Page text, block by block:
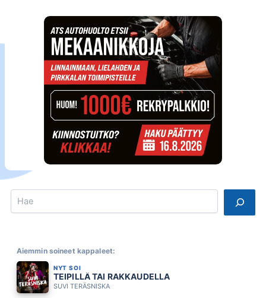
Search
Aiemmin soineet kappaleet:
NYT SOI
TEIPILLÄ TAI RAKKAUDELLA
SUVI TERÄSNISKA